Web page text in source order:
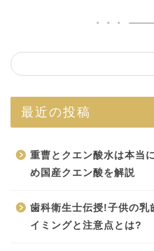
最近の投稿
重曹とクエン酸水は本当
め国産クエン酸を解説
歯科衛生士伝授!子供の
イミングと注意点とは?